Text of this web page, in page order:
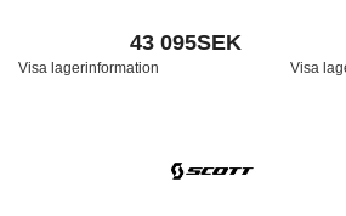
43 095SEK
Visa lagerinformation Visa